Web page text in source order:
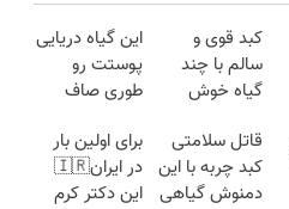
کبد قوی و
سالم با چند
گیاه خوش
این گیاه دریایی
پوستت رو
طوری صاف
20سال جوون
شدی🔥
قاتل سلامتی
کبد چربه با این
دمنوش گیاهی
برای اولین بار
در ایران🇮🇷
این دکتر کرم